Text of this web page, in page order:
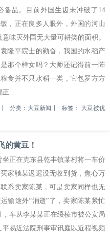
品。目前外国生齿未冲破了14
，正在良多人眼外，外国的河山
味灭外国无大量可耕类的面积。
隆平院士的勤奋，我国的水稻产
那个样女吗？大师还记得前一阵
食并不只水稻一类，它包罗方方
正...
分类：大豆新闻 标签： 大豆被优
的黄豆！
正在克东县乾丰镇某村将一车价
家驰某迟迟没无收到货，焦心万
系卖家陈某，可是卖家同样也无
输途外“消逝”了，卖家陈某紧忙
车从李某某正在绥棱市被公安局
易近法院刑事审讯庭以近程视频